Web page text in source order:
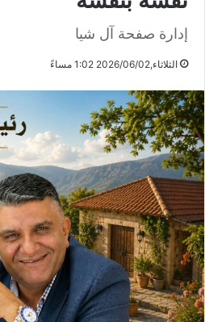
إدارة صفحة آل شيا
الثلاثاء,2026/06/02 1:02 مساءً